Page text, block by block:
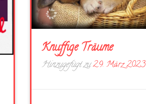
Knuffige Träume
Hinzugefügt zu29. März 2023